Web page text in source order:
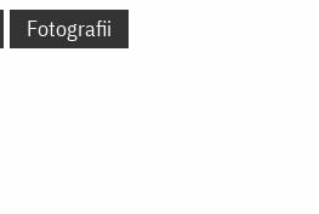
Fotografii